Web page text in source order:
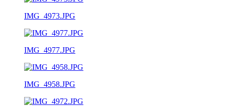
IMG_4973.JPG
IMG_4977.JPG
IMG_4958.JPG